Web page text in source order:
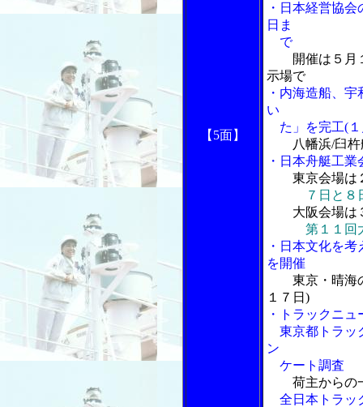
【5面】
・日本経営協
日ま
で
開催は５月
示場で
・内海造船、
い
た」を完工(１
八幡浜/臼
・日本舟艇工
東京会場は
７日と８
大阪会場は
第１１回
・日本文化を
を開催
東京・晴海
１７日)
・トラックニュ
東京都トラッ
ン
ケート調査
荷主からの
全日本トラッ